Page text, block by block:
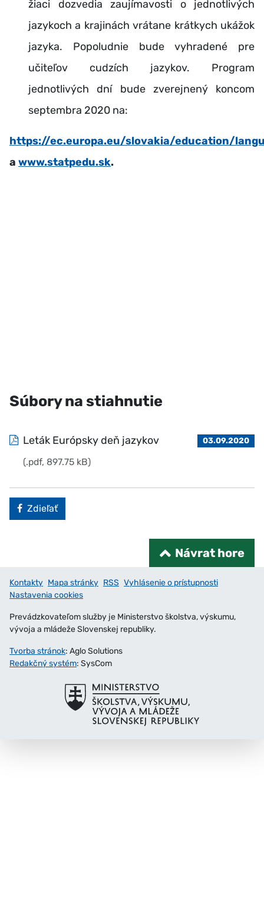
žiaci dozvedia zaujímavosti o jednotlivých
jazykoch a krajinách vrátane krátkych ukážok
jazyka. Popoludnie bude vyhradené pre
učiteľov cudzích jazykov. Program
jednotlivých dní bude zverejnený koncom
septembra 2020 na:
https://ec.europa.eu/slovakia/education/
a www.statpedu.sk.
Súbory na stiahnutie
Leták Európsky deň jazykov
(.pdf, 897.75 kB)
03.09.2020
Facebook
Zdieľať
Návrat hore
Kontakty Mapa stránky RSS Vyhlásenie o prístupnosti
Nastavenia cookies
Prevádzkovateľom služby je Ministerstvo školstva, výskumu,
vývoja a mládeže Slovenskej republiky.
Tvorba stránok: Aglo Solutions
Redakčný systém: SysCom